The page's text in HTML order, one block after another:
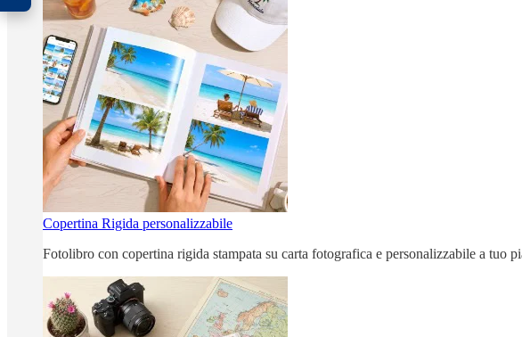
Copertina Rigida personalizzabile
Fotolibro con copertina rigida stampata su carta fotografica e personalizzabile a tuo